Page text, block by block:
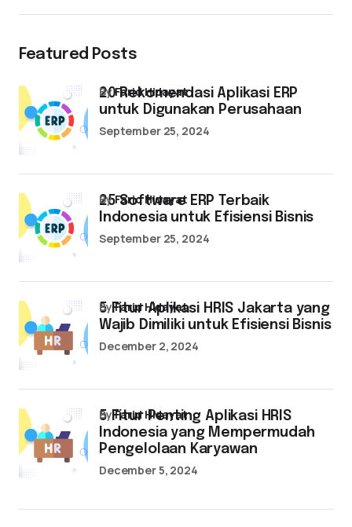
Featured Posts
20 Rekomendasi Aplikasi ERP
untuk Digunakan Perusahaan
byFarid Hidayat
September 25, 2024
25 Software ERP Terbaik
Indonesia untuk Efisiensi Bisnis
byFarid Hidayat
September 25, 2024
5 Fitur Aplikasi HRIS Jakarta yang
Wajib Dimiliki untuk Efisiensi Bisnis
byFarid Hidayat
December 2, 2024
5 Fitur Penting Aplikasi HRIS
Indonesia yang Mempermudah
Pengelolaan Karyawan
byFarid Hidayat
December 5, 2024